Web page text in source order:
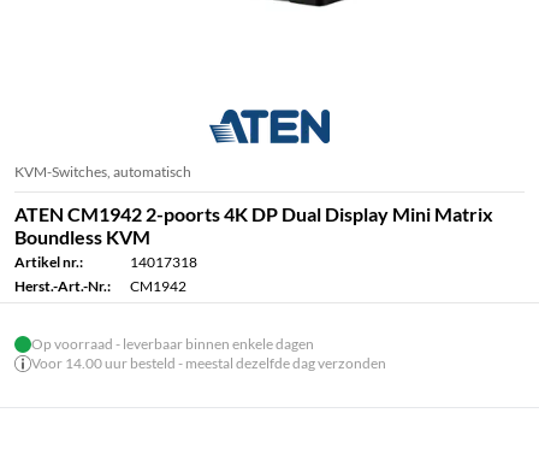
KVM-Switches, automatisch
ATEN CM1942 2-poorts 4K DP Dual Display Mini Matrix
Boundless KVM
Artikel nr.:
14017318
Herst.-Art.-Nr.:
CM1942
Op voorraad - leverbaar binnen enkele dagen
Voor 14.00 uur besteld - meestal dezelfde dag verzonden